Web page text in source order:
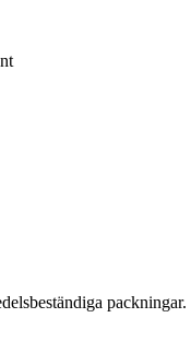
packningar.